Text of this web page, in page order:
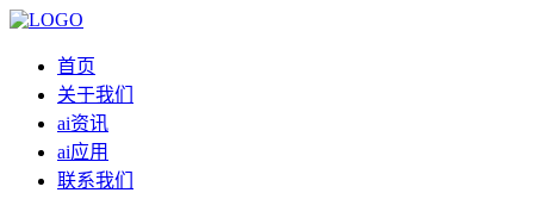
首页
关于我们
ai资讯
ai应用
联系我们